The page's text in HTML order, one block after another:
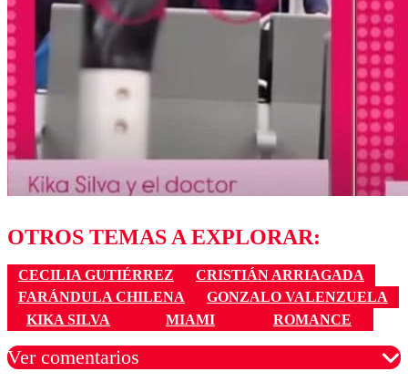
OTROS TEMAS A EXPLORAR:
CECILIA GUTIÉRREZ
CRISTIÁN ARRIAGADA
FARÁNDULA CHILENA
GONZALO VALENZUELA
KIKA SILVA
MIAMI ROMANCE
Ver comentarios